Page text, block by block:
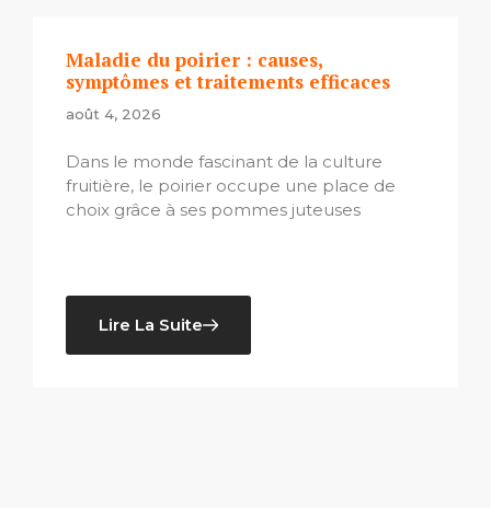
Maladie du poirier : causes,
symptômes et traitements efficaces
août 4, 2026
Dans le monde fascinant de la culture
fruitière, le poirier occupe une place de
choix grâce à ses pommes juteuses
Lire La Suite